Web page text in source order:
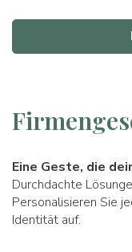
Eine Geste, die
Durchdachte
Personalisieren Sie
Identität auf.